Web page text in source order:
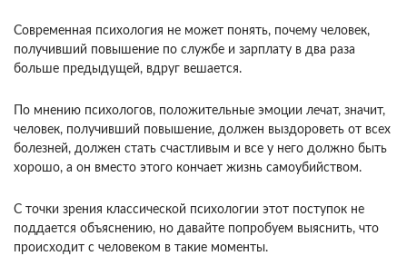
Современная психология не может понять, почему человек,
получивший повышение по службе и зарплату в два раза
больше предыдущей, вдруг вешается.
По мнению психологов, положительные эмоции лечат, значит,
человек, получивший повышение, должен выздороветь от всех
болезней, должен стать счастливым и все у него должно быть
хорошо, а он вместо этого кончает жизнь самоубийством.
С точки зрения классической психологии этот поступок не
поддается объяснению, но давайте попробуем выяснить, что
происходит с человеком в такие моменты.